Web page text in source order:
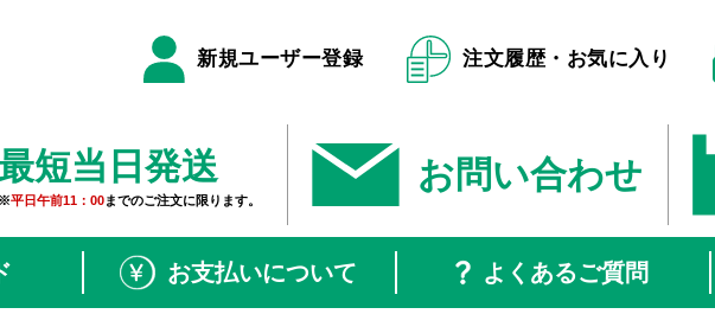
新規ユーザー登録 注文履歴・お気に入り
短当日発送
※平日午前11：00までのご注文に限ります。
お問い合わせ
お支払いについて よくあるご質問